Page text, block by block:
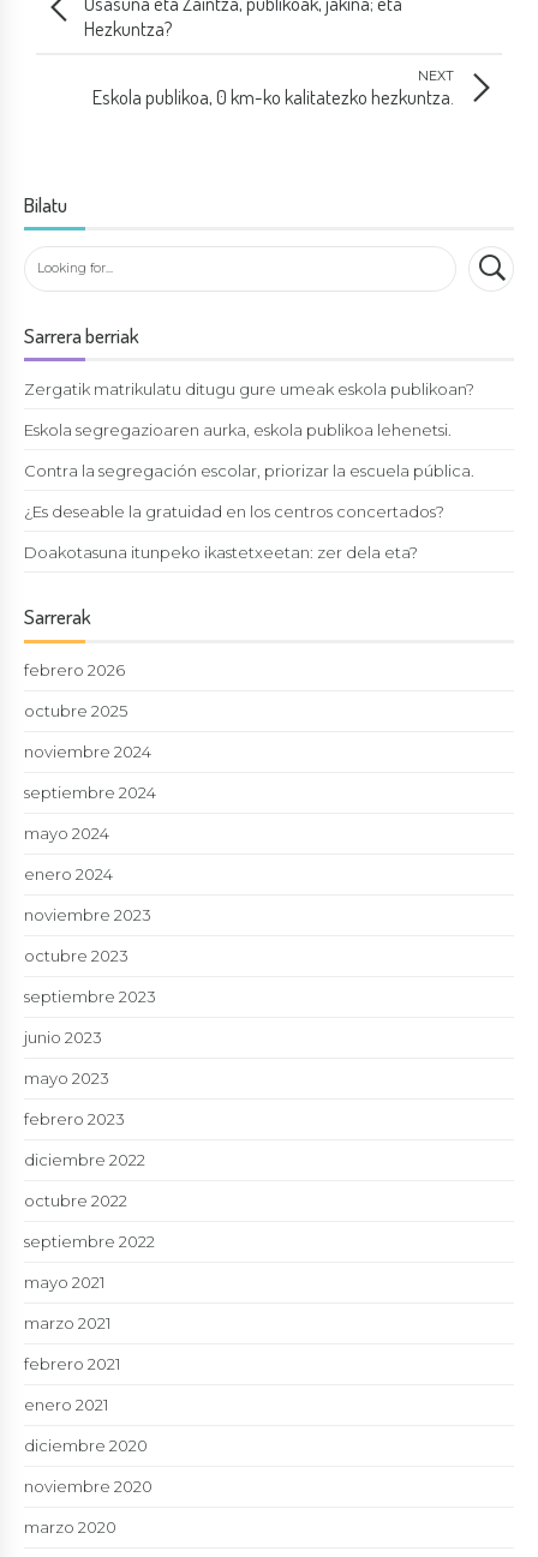
Hezkuntza?
NEXT
Eskola publikoa, 0 km-ko kalitatezko hezkuntza.
Bilatu
Sarrera berriak
Zergatik matrikulatu ditugu gure umeak eskola publikoan?
Eskola segregazioaren aurka, eskola publikoa lehenetsi.
Contra la segregación escolar, priorizar la escuela pública.
¿Es deseable la gratuidad en los centros concertados?
Doakotasuna itunpeko ikastetxeetan: zer dela eta?
Sarrerak
febrero 2026
octubre 2025
noviembre 2024
septiembre 2024
mayo 2024
enero 2024
noviembre 2023
octubre 2023
septiembre 2023
junio 2023
mayo 2023
febrero 2023
diciembre 2022
octubre 2022
septiembre 2022
mayo 2021
marzo 2021
febrero 2021
enero 2021
diciembre 2020
noviembre 2020
marzo 2020